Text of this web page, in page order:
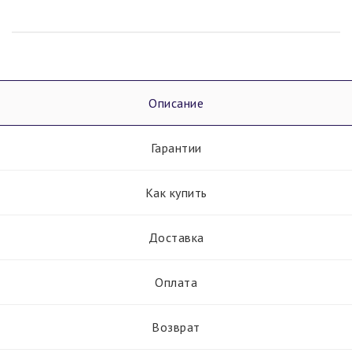
Описание
Гарантии
Как купить
Доставка
Оплата
Возврат